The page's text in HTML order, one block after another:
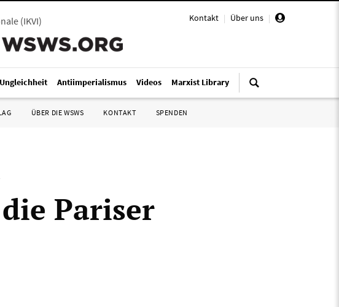
Kontakt | Über uns |
(IKVI)
Antiimperialismus Videos Marxist Library
ÜBER DIE WSWS KONTAKT SPENDEN
Pariser